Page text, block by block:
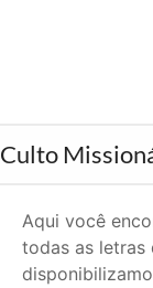
Culto
Aqui você
todas as letras